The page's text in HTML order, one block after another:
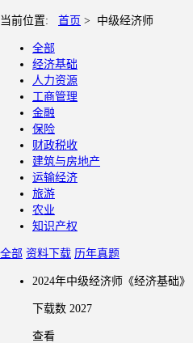
当前位置: 首页 > 中级经济师
全部
经济基础
人力资源
工商管理
金融
保险
财政税收
建筑与房地产
运输经济
旅游
农业
知识产权
全部 资料下载 历年真题
2024年中级经济师《经济基础
下载数 2027
查看